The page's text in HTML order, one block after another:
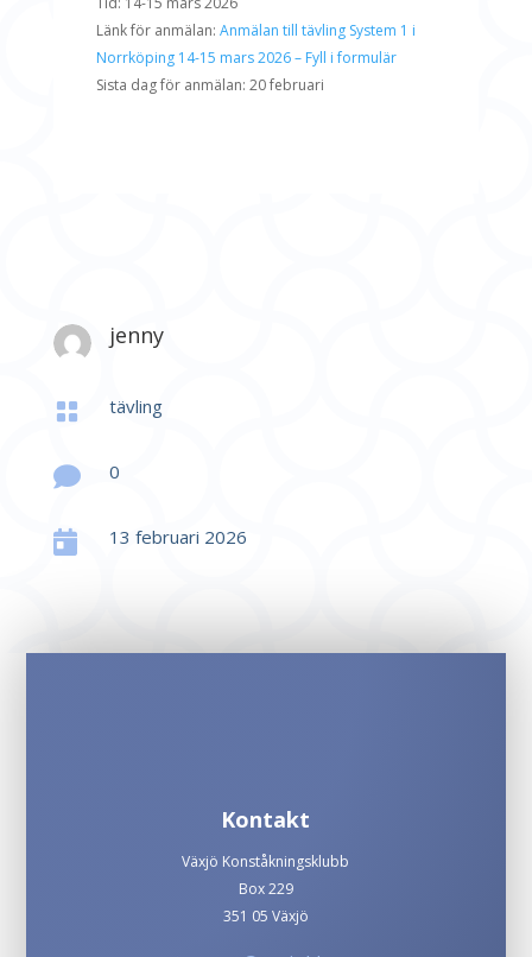
Länk för anmälan: Anmälan till tävling System 1 i
Norrköping 14-15 mars 2026 – Fyll i formulär
Sista dag för anmälan: 20 februari
jenny
 tävling
 0
 13 februari 2026
Kontakt
Växjö Konståkningsklubb
Box 229
351 05 Växjö